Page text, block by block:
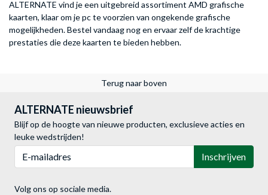
ALTERNATE vind je een uitgebreid assortiment AMD grafische
kaarten, klaar om je pc te voorzien van ongekende grafische
mogelijkheden. Bestel vandaag nog en ervaar zelf de krachtige
prestaties die deze kaarten te bieden hebben.
Terug naar boven
ALTERNATE nieuwsbrief
Blijf op de hoogte van nieuwe producten, exclusieve acties en
leuke wedstrijden!
Inschrijven
Volg ons op sociale media.